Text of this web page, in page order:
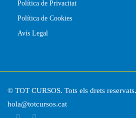
Política de Privacitat
Política de Cookies
Avís Legal
© TOT CURSOS. Tots els drets
hola@totcursos.cat